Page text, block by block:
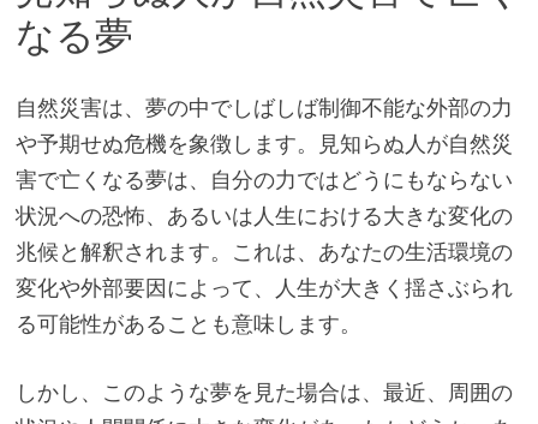
なる夢
自然災害は、夢の中でしばしば制御不能な外部の力
や予期せぬ危機を象徴します。見知らぬ人が自然災
害で亡くなる夢は、自分の力ではどうにもならない
状況への恐怖、あるいは人生における大きな変化の
兆候と解釈されます。これは、あなたの生活環境の
変化や外部要因によって、人生が大きく揺さぶられ
る可能性があることも意味します。
しかし、このような夢を見た場合は、最近、周囲の